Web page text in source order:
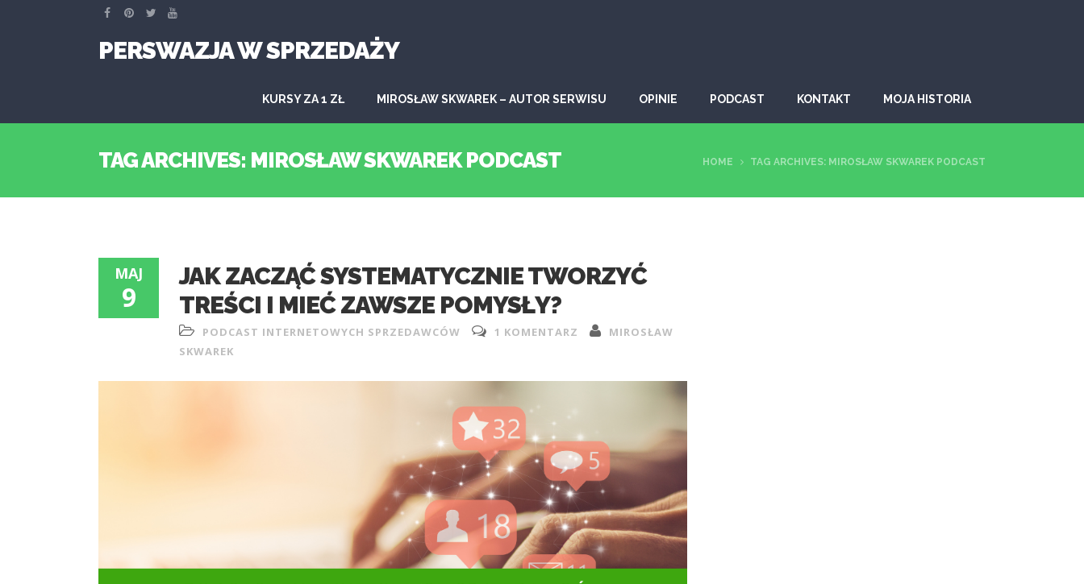
PERSWAZJA W SPRZEDAŻY
KURSY ZA 1 ZŁ MIROSŁAW SKWAREK – AUTOR SERWISU OPINIE PODCAST KONTAKT MOJA HISTORIA
TAG ARCHIVES: MIROSŁAW SKWAREK PODCAST HOME TAG ARCHIVES: MIROSŁAW SKWAREK PODCAST
MAJ
9
JAK ZACZĄĆ SYSTEMATYCZNIE TWORZYĆ
TREŚCI I MIEĆ ZAWSZE POMYSŁY?
PODCAST INTERNETOWYCH SPRZEDAWCÓW 1 KOMENTARZ
MIROSŁAW
SKWAREK